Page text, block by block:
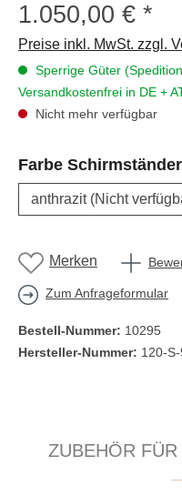
Regulärer Preis:
1.050,00 €
Preise inkl. MwSt. zzgl.
Sperrige Güter
Versandkostenfrei in DE +
Nicht mehr verfügbar
Farbe Schirmständer
Merken
Zum Anfrageformular
Bestell-Nummer: 10295
Hersteller-Nummer: 120-
Produktgalerie
ZUBEHÖR